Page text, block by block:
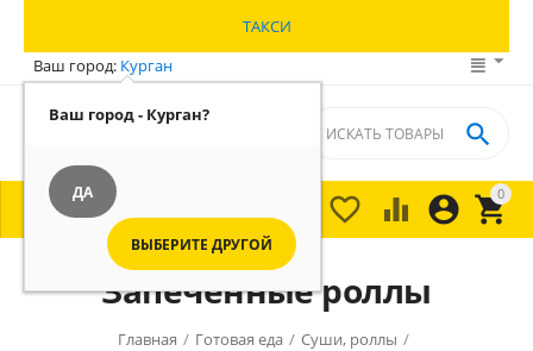
ТАКСИ
Ваш город: Курган
Ваш город - Курган?
ДА
ВЫБЕРИТЕ ДРУГОЙ
0


 

 МЕНЮ
Запеченные роллы
Главная / Готовая еда / Суши, роллы /